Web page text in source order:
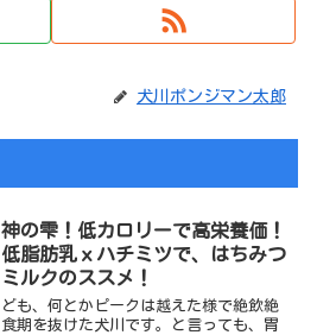
犬川ポンジマン太郎
神の雫！低カロリーで高栄養価！
低脂肪乳ｘハチミツで、はちみつ
ミルクのススメ！
ども、何とかピークは越えた様で絶飲絶
食期を抜けた犬川です。と言っても、胃